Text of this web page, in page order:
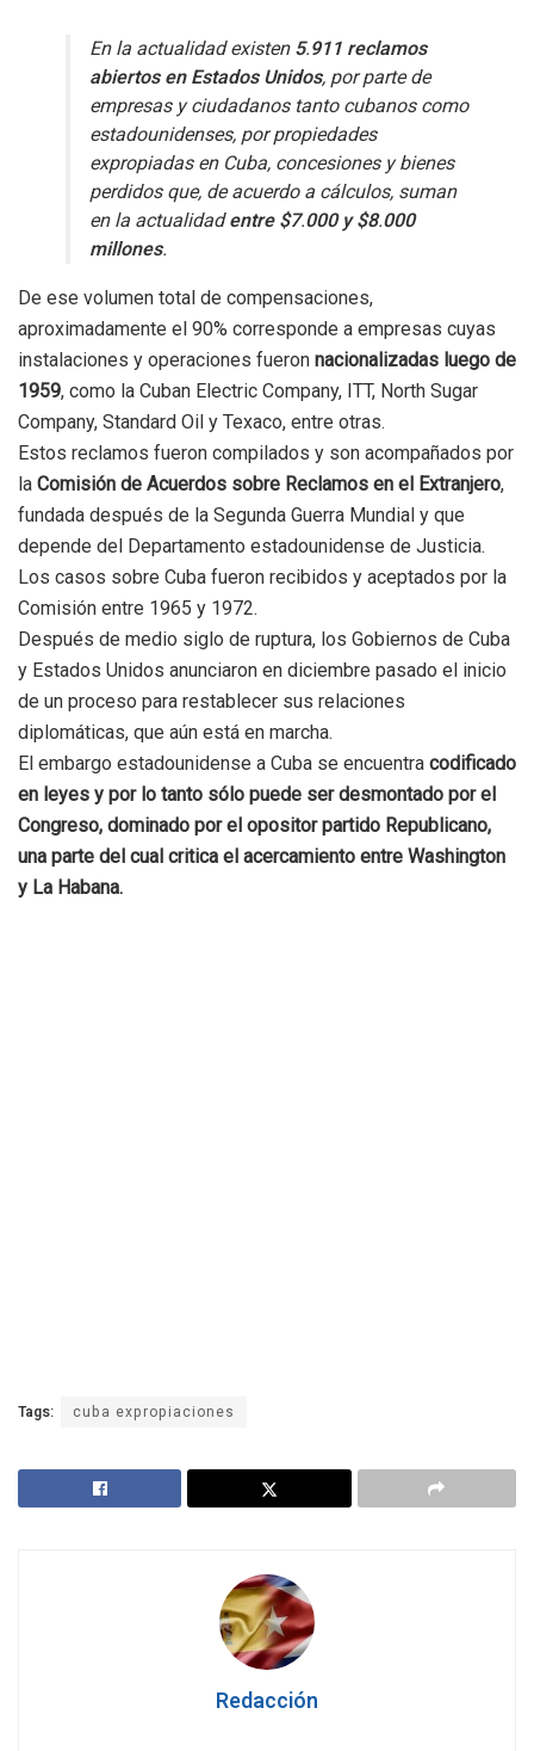
En la actualidad existen5.911 reclamos
abiertos en Estados Unidos, por parte de
empresas y ciudadanos tanto cubanos como
estadounidenses, por propiedades
expropiadas en Cuba, concesiones y bienes
perdidos que, de acuerdo a cálculos, suman
en la actualidadentre $7.000 y $8.000
millones.
De ese volumen total de compensaciones,
aproximadamente el 90% corresponde a empresas cuyas
instalaciones y operaciones fueron nacionalizadas luego de
1959, como la Cuban Electric Company, ITT, North Sugar
Company, Standard Oil y Texaco, entre otras.
Estos reclamos fueron compilados y son acompañados por
la Comisión de Acuerdos sobre Reclamos en el Extranjero,
fundada después de la Segunda Guerra Mundial y que
depende del Departamento estadounidense de Justicia.
Los casos sobre Cuba fueron recibidos y aceptados por la
Comisión entre 1965 y 1972.
Después de medio siglo de ruptura, los Gobiernos de Cuba
y Estados Unidos anunciaron en diciembre pasado el inicio
de un proceso para restablecer sus relaciones
diplomáticas, que aún está en marcha.
El embargo estadounidense a Cuba se encuentra codificado
en leyes y por lo tanto sólo puede ser desmontado por el
Congreso, dominado por el opositor partido Republicano,
una parte del cual critica el acercamiento entre Washington
y La Habana.
Tags: cuba expropiaciones
Redacción